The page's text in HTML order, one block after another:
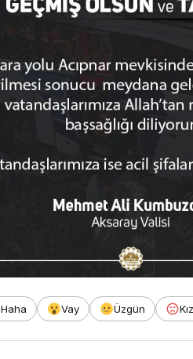
Haha Vay Üzgün